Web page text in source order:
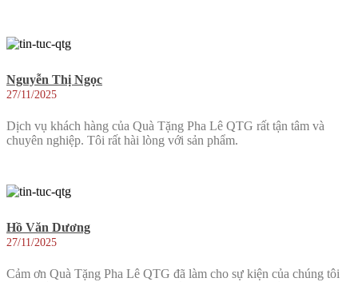
Nguyễn Thị Ngọc
27/11/2025
Dịch vụ khách hàng của Quà Tặng Pha Lê QTG rất tận tâm và
chuyên nghiệp. Tôi rất hài lòng với sản phẩm.
Hồ Văn Dương
27/11/2025
Cảm ơn Quà Tặng Pha Lê QTG đã làm cho sự kiện của chúng tôi